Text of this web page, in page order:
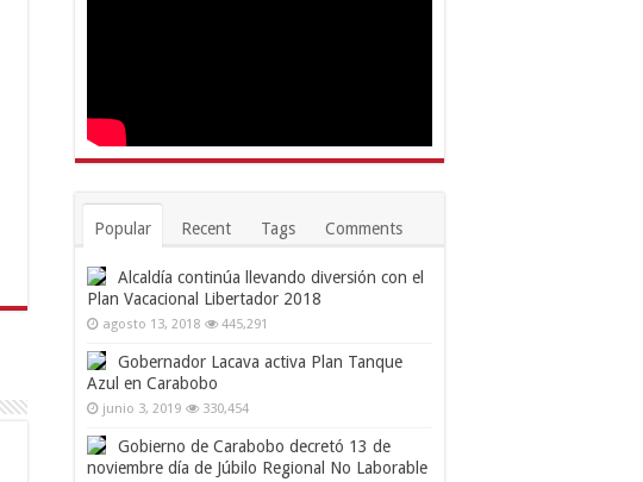
Popular Recent Tags Comments
Alcaldía continúa llevando diversión con el
Plan Vacacional Libertador 2018
agosto 13, 2018 445,291
Gobernador Lacava activa Plan Tanque
Azul en Carabobo
junio 3, 2019 330,454
Gobierno de Carabobo decretó 13 de
noviembre día de Júbilo Regional No Laborable